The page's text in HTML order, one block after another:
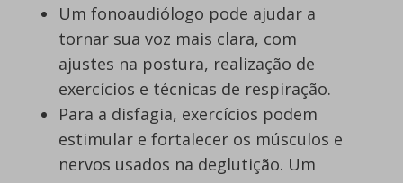
Um fonoaudiólogo pode ajudar a
tornar sua voz mais clara, com
ajustes na postura, realização de
exercícios e técnicas de respiração.
Para a disfagia, exercícios podem
estimular e fortalecer os músculos e
nervos usados ​​na deglutição. Um